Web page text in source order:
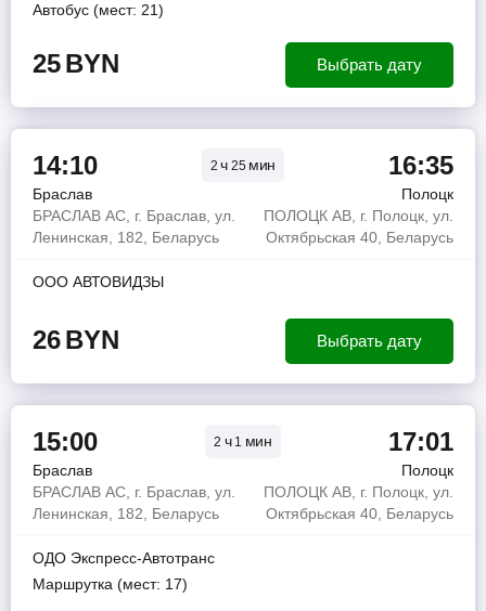
Автобус (мест: 21)
25BYN Выбрать дату
14:10 2ч 25 мин 16:35
Браслав
Полоцк
БРАСЛАВ АС, г. Браслав, ул.
Ленинская, 182, Беларусь
ПОЛОЦК АВ, г. Полоцк, ул.
Октябрьская 40, Беларусь
ООО АВТОВИДЗЫ
26BYN Выбрать дату
15:00 2 ч1 мин 17:01
Браслав
Полоцк
БРАСЛАВ АС, г. Браслав, ул.
Ленинская, 182, Беларусь
ПОЛОЦК АВ, г. Полоцк, ул.
Октябрьская 40, Беларусь
ОДО Экспресс-Автотранс
Маршрутка (мест: 17)